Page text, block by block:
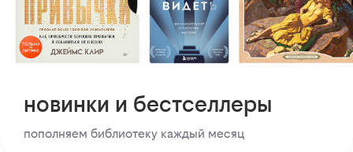
новинки и бестселлеры
пополняем библиотеку каждый месяц